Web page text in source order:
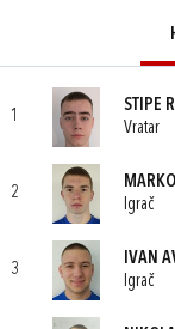
1
STIPE
Vratar
2
Igrač
3
IVAN
Igrač